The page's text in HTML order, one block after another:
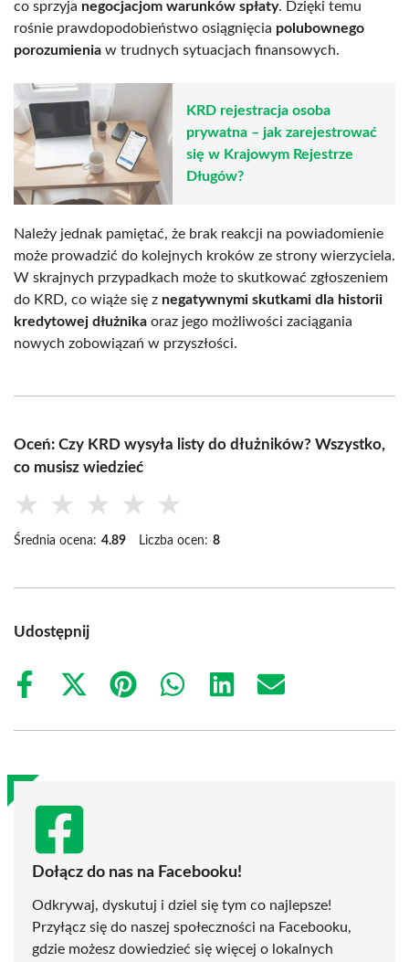
co sprzyja negocjacjom warunków spłaty. Dzięki temu
rośnie prawdopodobieństwo osiągnięcia polubownego
porozumienia w trudnych sytuacjach finansowych.
KRD rejestracja osoba
prywatna – jak zarejestrować
się w Krajowym Rejestrze
Długów?
Należy jednak pamiętać, że brak reakcji na powiadomienie
może prowadzić do kolejnych kroków ze strony wierzyciela.
W skrajnych przypadkach może to skutkować zgłoszeniem
do KRD, co wiąże się z negatywnymi skutkami dla historii
kredytowej dłużnika oraz jego możliwości zaciągania
nowych zobowiązań w przyszłości.
Oceń: Czy KRD wysyła listy do dłużników? Wszystko,
co musisz wiedzieć
★ ★ ★ ★ ★
Średnia ocena: 4.89 Liczba ocen: 8
Udostępnij
Share
Share
(Twitter)
Share
Share
Share
Share
Dołącz do nas na Facebooku!
Odkrywaj, dyskutuj i dziel się tym co najlepsze!
Przyłącz się do naszej społeczności na Facebooku,
gdzie możesz dowiedzieć się więcej o lokalnych